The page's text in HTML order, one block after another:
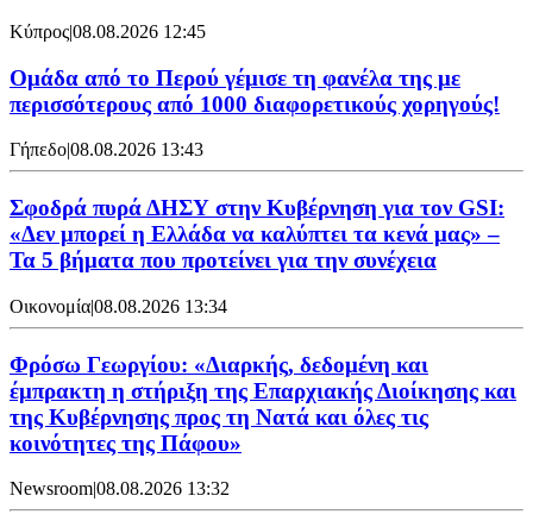
Κύπρος|08.08.2026 12:45
Ομάδα από το Περού γέμισε τη φανέλα της με
περισσότερους από 1000 διαφορετικούς χορηγούς!
Γήπεδο|08.08.2026 13:43
Σφοδρά πυρά ΔΗΣΥ στην Κυβέρνηση για τον GSI:
«Δεν μπορεί η Ελλάδα να καλύπτει τα κενά μας» –
Τα 5 βήματα που προτείνει για την συνέχεια
Οικονομία|08.08.2026 13:34
Φρόσω Γεωργίου: «Διαρκής, δεδομένη και
έμπρακτη η στήριξη της Επαρχιακής Διοίκησης και
της Κυβέρνησης προς τη Νατά και όλες τις
κοινότητες της Πάφου»
Newsroom|08.08.2026 13:32